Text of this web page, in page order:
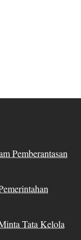
Pemberantasan
Tata Kelola